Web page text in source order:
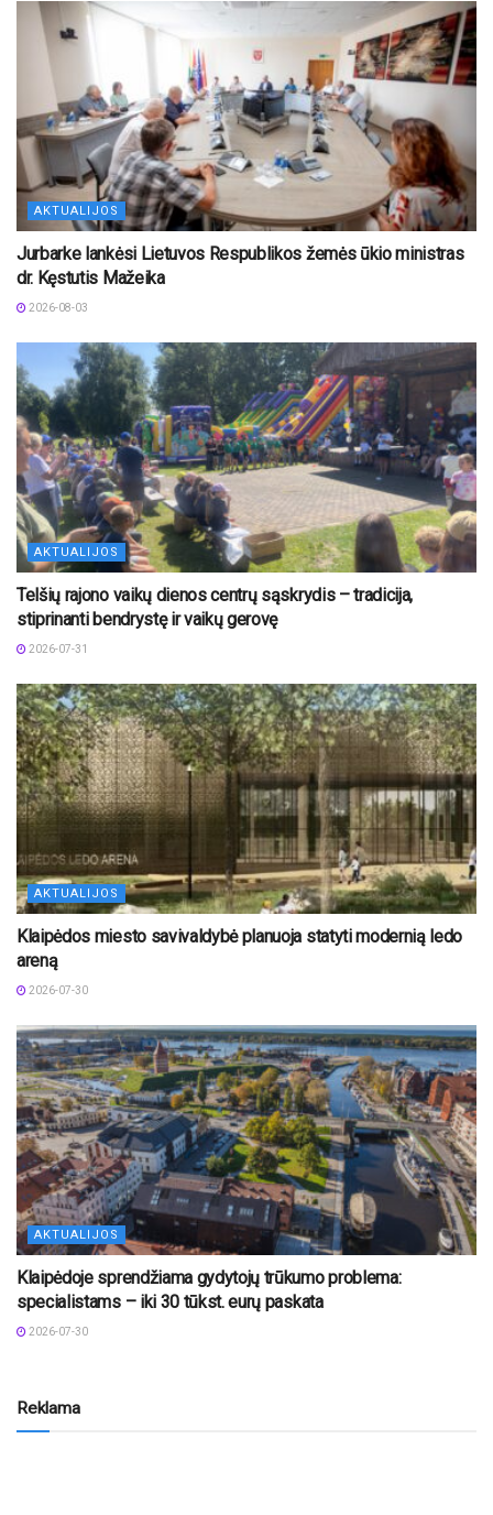
AKTUALIJOS
Jurbarke lankėsi Lietuvos Respublikos žemės ūkio ministras
dr. Kęstutis Mažeika
2026-08-03
AKTUALIJOS
Telšių rajono vaikų dienos centrų sąskrydis – tradicija,
stiprinanti bendrystę ir vaikų gerovę
2026-07-31
AKTUALIJOS
Klaipėdos miesto savivaldybė planuoja statyti modernią ledo
areną
2026-07-30
AKTUALIJOS
Klaipėdoje sprendžiama gydytojų trūkumo problema:
specialistams – iki 30 tūkst. eurų paskata
2026-07-30
Reklama